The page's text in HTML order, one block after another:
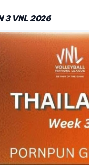
3 VNL 2026